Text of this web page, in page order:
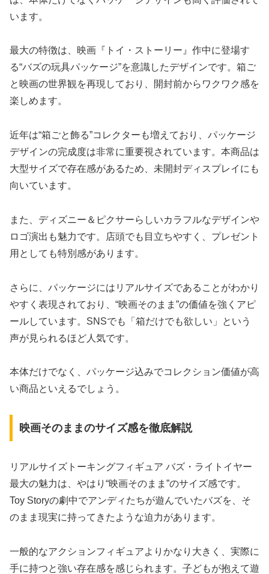
います。
最大の特徴は、映画『トイ・ストーリー』作中に登場す
る“バズの玩具パッケージ”を意識したデザインです。箱ご
と映画の世界観を再現しており、開封前からワクワク感を
楽しめます。
近年は“箱ごと飾る”コレクターも増えており、パッケージ
デザインの完成度は非常に重要視されています。本商品は
大型サイズで存在感があるため、未開封ディスプレイにも
向いています。
また、ディズニー＆ピクサーらしいカラフルなデザインや
ロゴ演出も魅力です。店頭でも目立ちやすく、プレゼント
用としても特別感があります。
さらに、パッケージにはリアルサイズであることがわかり
やすく表現されており、“映画そのまま”の価値を強くアピ
ールしています。SNSでも「箱だけでも欲しい」という
声が見られるほど人気です。
本体だけでなく、パッケージ込みでコレクション価値が高
い商品といえるでしょう。
映画そのままのサイズ感を徹底解説
リアルサイズトーキングフィギュア バズ・ライトイヤー
最大の魅力は、やはり“映画そのまま”のサイズ感です。
Toy Storyの劇中でアンディたちが遊んでいたバズを、そ
のまま現実に持ってきたような迫力があります。
一般的なアクションフィギュアよりかなり大きく、実際に
手に持つと強い存在感を感じられます。子どもが抱えて遊